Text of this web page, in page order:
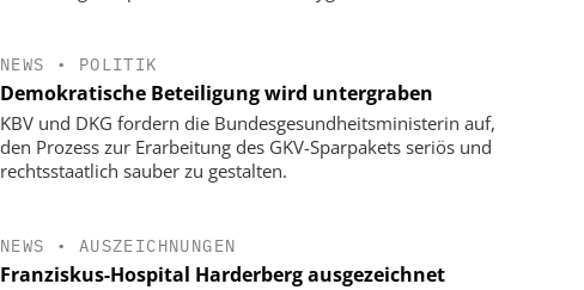
NEWS • POLITIK
Demokratische Beteiligung wird untergraben
KBV und DKG fordern die Bundesgesundheitsministerin auf,
den Prozess zur Erarbeitung des GKV-Sparpakets seriös und
rechtsstaatlich sauber zu gestalten.
NEWS • AUSZEICHNUNGEN
Franziskus-Hospital Harderberg ausgezeichnet